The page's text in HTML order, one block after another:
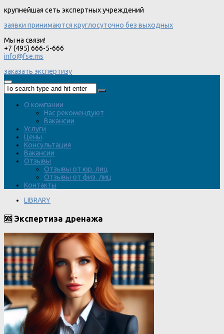
крупнейшая сеть экспертных учреждений
заявки принимаются круглосуточно без выходных
Мы на связи!
+7 (495) 666-5-666
info@fse.ms
заказать экспертизу
О компании
Нас рекомендуют
Вакансии
Услуги
Цены
Консультация
Вакансии
Отзывы
Отзывы от юр. лиц
Отзывы от физ. лиц
Контакты
LIBRARY
🆘 Экспертиза дренажа